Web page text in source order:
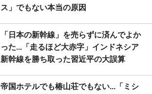
ス」でもない本当の原因
「日本の新幹線」を売らずに済んでよか
った...「走るほど大赤字」インドネシア
新幹線を勝ち取った習近平の大誤算
帝国ホテルでも椿山荘でもない...「ミシ